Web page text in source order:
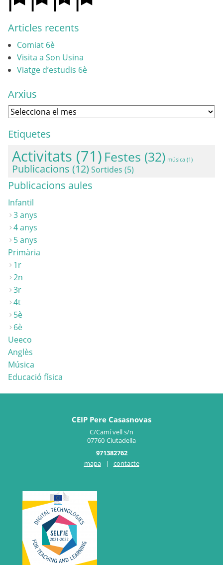
Articles recents
Comiat 6è
Visita a Son Usina
Viatge d’estudis 6è
Arxius
Arxius
Etiquetes
Activitats (71) Festes (32) música (1)
Publicacions (12) Sortides (5)
Publicacions aules
Infantil
3 anys
4 anys
5 anys
Primària
1r
2n
3r
4t
5è
6è
Ueeco
Anglès
Música
Educació física
CEIP Pere Casasnovas
C/Camí vell s/n
07760 Ciutadella
971382762
mapa
| contacte